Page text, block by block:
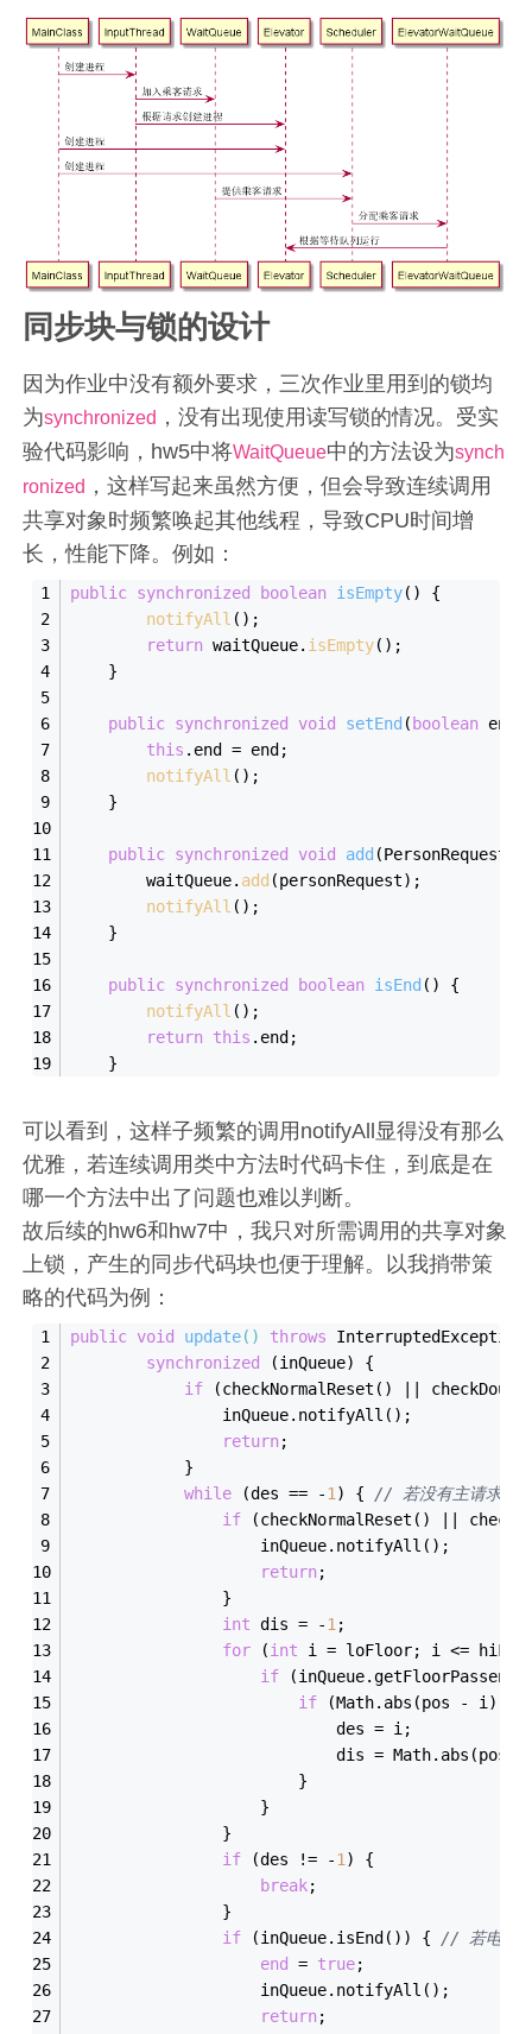
同步块与锁的设计
因为作业中没有额外要求，三次作业里用到的锁均
为synchronized ，没有出现使用读写锁的情况。受实
验代码影响，hw5中将WaitQueue中的方法设为synch
ronized ，这样写起来虽然方便，但会导致连续调用
共享对象时频繁唤起其他线程，导致CPU时间增
长，性能下降。例如：
public synchronized boolean isEmpty()
{
notifyAll ();
return waitQueue. isEmpty();
    }
public synchronized void setEnd ( boolean end)
this .end = end;
notifyAll ();
    }
public synchronized void add (PersonRequest
        waitQueue.
add (personRequest);
notifyAll ();
    }
public synchronized boolean isEnd ()
{
notifyAll ();
return this .end;
    }
可以看到，这样子频繁的调用notifyAll显得没有那么
优雅，若连续调用类中方法时代码卡住，到底是在
哪一个方法中出了问题也难以判断。
故后续的hw6和hw7中，我只对所需调用的共享对象
上锁，产生的同步代码块也便于理解。以我捎带策
略的代码为例：
public void update() throws
synchronized
(inQueue) {
if (checkNormalReset() check
                inQueue.notify
All() ;
return;
            }
while (des == -1 ) { // 若没有主请求，
if (checkNormalReset() check
                    inQueue.notify
All() ;
return;
                }
int dis = -1 ;
for (int i = loFloor; i <=
if (inQueue.get
if (Math. abs(pos - i) >
                            des = i;
                            dis =
Math. abs(pos
                        }
                    }
                }
if (des != -1 ) {
break;
                }
if (inQueue.isEnd() ) { // 若电梯已
end
= true;
                    inQueue.notify
All() ;
return;